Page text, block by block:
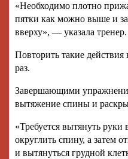
«Необходимо плотно
пятки как можно выше и
вверху», — указала тренер.
Повторить такие
раз.
Завершающими
вытяжение спины и
«Требуется вытянуть руки
округлить спину, а затем
и вытянуться грудной